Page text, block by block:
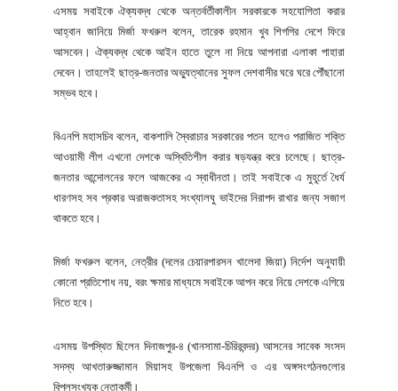
এসময় সবাইকে ঐক্যবদ্ধ থেকে অন্তর্বর্তীকালীন সরকারকে সহযোগিতা করার
আহ্বান জানিয়ে মির্জা ফখরুল বলেন, তারেক রহমান খুব শিগগির দেশে ফিরে
আসবেন। ঐক্যবদ্ধ থেকে আইন হাতে তুলে না নিয়ে আপনারা এলাকা পাহারা
দেবেন। তাহলেই ছাত্র-জনতার অভ্যুত্থানের সুফল দেশবাসীর ঘরে ঘরে পৌঁছানো
সম্ভব হবে।
বিএনপি মহাসচিব বলেন, বাকশালি স্বৈরাচার সরকারের পতন হলেও পরাজিত শক্তি
আওয়ামী লীগ এখনো দেশকে অস্থিতিশীল করার ষড়যন্ত্র করে চলেছে। ছাত্র-
জনতার আন্দোলনের ফলে আজকের এ স্বাধীনতা। তাই সবাইকে এ মুহূর্তে ধৈর্য
ধারণসহ সব প্রকার অরাজকতাসহ সংখ্যালঘু ভাইদের নিরাপদ রাখার জন্য সজাগ
থাকতে হবে।
মির্জা ফখরুল বলেন, নেত্রীর (দলের চেয়ারপারসন খালেদা জিয়া) নির্দেশ অনুযায়ী
কোনো প্রতিশোধ নয়, বরং ক্ষমার মাধ্যমে সবাইকে আপন করে নিয়ে দেশকে এগিয়ে
নিতে হবে।
এসময় উপস্থিত ছিলেন দিনাজপুর-৪ (খানসামা-চিরিরবন্দর) আসনের সাবেক সংসদ
সদস্য আখতারুজ্জামান মিয়াসহ উপজেলা বিএনপি ও এর অঙ্গসংগঠনগুলোর
বিপুলসংখ্যক নেতাকর্মী।